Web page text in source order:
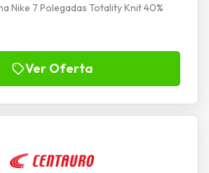
Nike 7 Polegadas Totality Knit 40%
Ver Oferta